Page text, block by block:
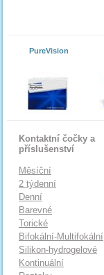
PureVision
Kontaktní čočky a
příslušenství
Měsíční
2 týdenní
Denní
Barevné
Torické
Bifokální-Multifokální
Silikon-hydrogelové
Kontinuální